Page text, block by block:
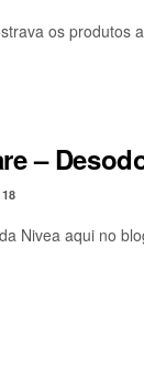
os produtos
–
18
Nivea aqui no